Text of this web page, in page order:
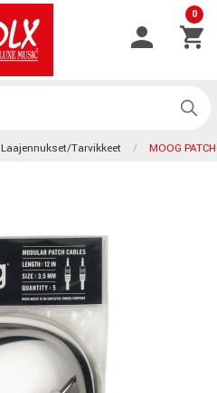
0
Laajennukset/Tarvikkeet MOOG